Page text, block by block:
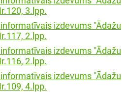
3.lpp.
izdevums "Ādažu
2.lpp.
izdevums "Ādažu
2.lpp.
izdevums "Ādažu
4.lpp.